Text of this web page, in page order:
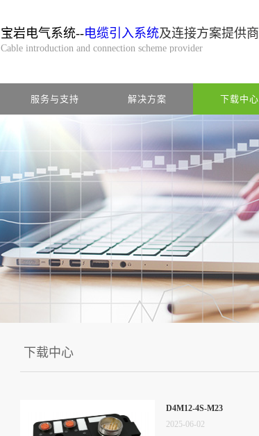
宝岩电气系统--电缆引入系统及连接方案提供商
Cable introduction and connection scheme provider
服务与支持 解决方案 下载中心
下载中心
D4M12-4S-M23
2025-06-02